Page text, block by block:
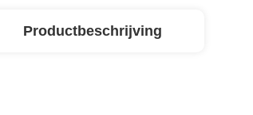
Productbeschrijving